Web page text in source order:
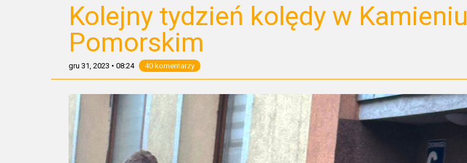
Kolejny tydzień kolędy w Kamieniu
Pomorskim
gru 31, 2023 • 08:24 40 komentarzy